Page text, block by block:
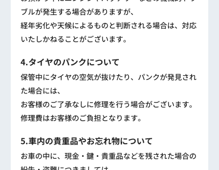
ブルが発生する場合がありますが、
経年劣化や天候によるものと判断される場合は、対応
いたしかねることがございます。
4.タイヤのパンクについて
保管中にタイヤの空気が抜けたり、パンクが発見され
た場合には、
お客様のご了承なしに修理を行う場合がございます。
修理費はお客様のご負担となります。
5.車内の貴重品やお忘れ物について
お車の中に、現金・鍵・貴重品などを残された場合の